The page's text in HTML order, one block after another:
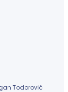
Todorović